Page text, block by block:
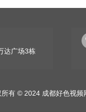
达广场3栋
所有 © 2024 成都好色视